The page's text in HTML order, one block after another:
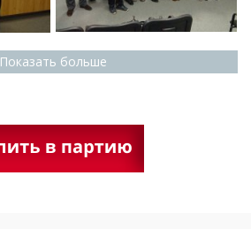
Показать больше